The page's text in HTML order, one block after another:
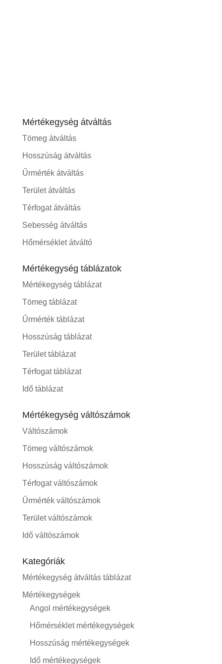
Mértékegység átváltás
Tömeg átváltás
Hosszúság átváltás
Űrmérték átváltás
Terület átváltás
Térfogat átváltás
Sebesség átváltás
Hőmérséklet átváltó
Mértékegység táblázatok
Mértékegység táblázat
Tömeg táblázat
Űrmérték táblázat
Hosszúság táblázat
Terület táblázat
Térfogat táblázat
Idő táblázat
Mértékegység váltószámok
Váltószámok
Tömeg váltószámok
Hosszúság váltószámok
Térfogat váltószámok
Űrmérték váltószámok
Terület váltószámok
Idő váltószámok
Kategóriák
Mértékegység átváltás táblázat
Mértékegységek
Angol mértékegységek
Hőmérséklet mértékegységek
Hosszúság mértékegységek
Idő mértékegységek